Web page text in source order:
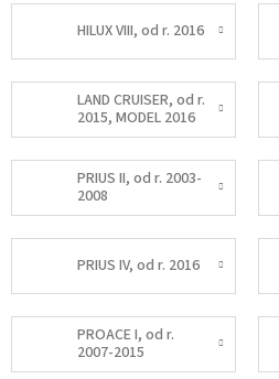
HILUX VIII, od r. 2016
LAND CRUISER, od r.
2015, MODEL 2016
PRIUS II, od r. 2003-
2008
PRIUS IV, od r. 2016
PROACE I, od r.
2007-2015